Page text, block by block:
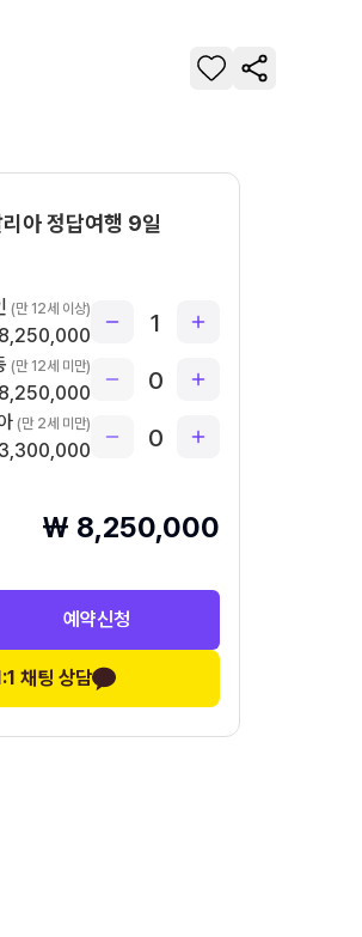
아 정답여행 9일
(만 12세 이상)
8,250,000 1
(만 12세 미만)
8,250,000 0
(만 2세 미만)
3,300,000 0
₩ 8,250,000
예약신청
채팅 상담